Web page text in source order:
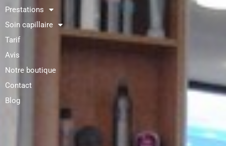
Prestations
Soin capillaire
Tarif
Avis
Notre boutique
Contact
Blog